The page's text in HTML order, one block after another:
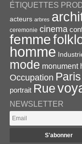
ÉTIQUETTES
acteurs arbres
ceremonie cinema
femme
homme
mode monument
Occupation Paris
portrait Rue
NEWSLETTER